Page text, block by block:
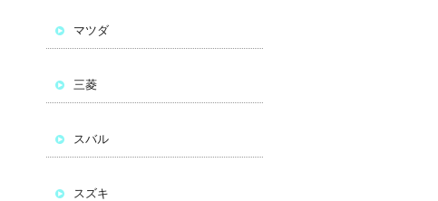
マツダ
三菱
スバル
スズキ